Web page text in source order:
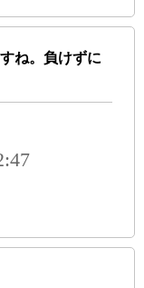
ね。負けずに